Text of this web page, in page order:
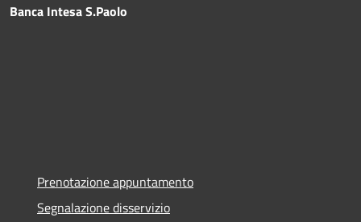
Banca Intesa S.Paolo
Prenotazione appuntamento
Segnalazione disservizio